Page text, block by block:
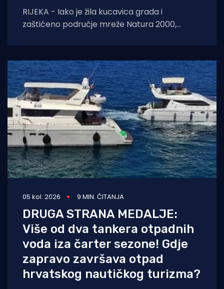
RIJEKA - Iako je žila kucavica grada i
zaštićeno područje mreže Natura 2000,
05 kol. 2026 9 MIN. ČITANJA
DRUGA STRANA MEDALJE:
Više od dva tankera otpadnih
voda iza čarter sezone! Gdje
zapravo završava otpad
hrvatskog nautičkog turizma?